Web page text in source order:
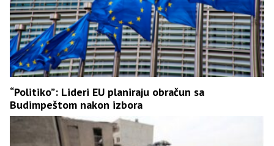
“Politiko”: Lideri EU planiraju obračun sa
Budimpeštom nakon izbora